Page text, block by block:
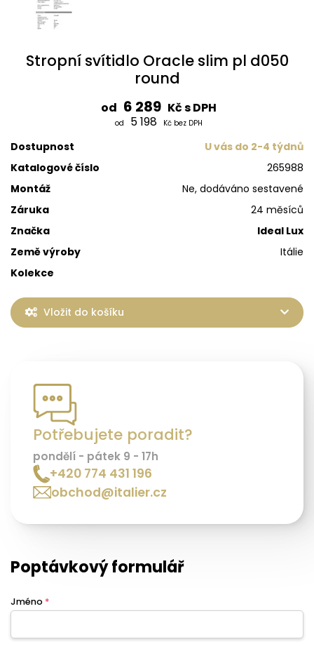
Stropní svítidlo Oracle slim pl d050
round
od 6 289 Kč s DPH
od 5 198 Kč bez DPH
Dostupnost
U vás do 2-4 týdnů
Katalogové číslo
265988
Montáž
Ne, dodáváno sestavené
Záruka
24 měsíců
Značka
Ideal Lux
Země výroby
Itálie
Kolekce
Vložit do košíku
Potřebujete poradit?
pondělí - pátek 9 - 17h
+420 774 431 196
obchod@italier.cz
Poptávkový formulář
Jméno *